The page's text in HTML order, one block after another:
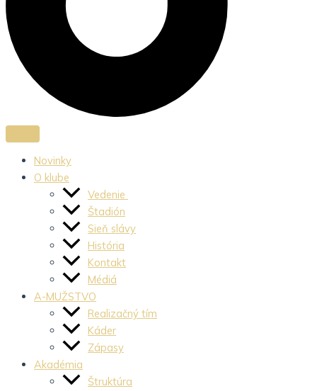
Novinky
O klube
Vedenie
Štadión
Sieň slávy
História
Kontakt
Médiá
A-MUŽSTVO
Realizačný tím
Káder
Zápasy
Akadémia
Štruktúra